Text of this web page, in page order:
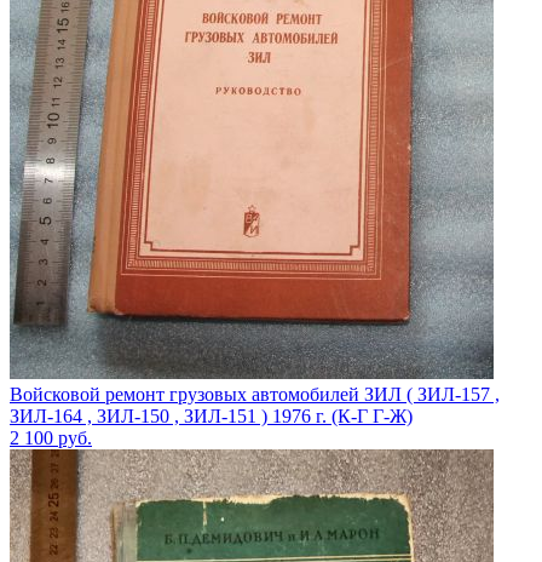
Войсковой ремонт грузовых автомобилей ЗИЛ ( ЗИЛ-157 ,
ЗИЛ-164 , ЗИЛ-150 , ЗИЛ-151 ) 1976 г. (К-Г Г-Ж)
2 100 руб.